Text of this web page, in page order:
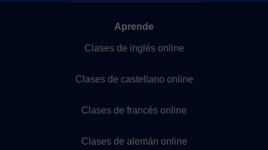
Aprende
Clases de inglés online
Clases de castellano online
Clases de francés online
Clases de alemán online